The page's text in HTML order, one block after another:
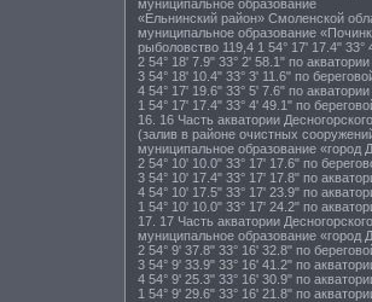
муниципальное образование
«Ельнинский район» Смоленской
муниципальное образование
рыболовство 119,4 1 54° 17' 17.4" 33°
2 54° 18' 7.9" 33° 2' 58.1" по
3 54° 18' 10.4" 33° 3' 11.6" по
4 54° 17' 19.6" 33° 5' 7.6" по
1 54° 17' 17.4" 33° 4' 49.1" по
16. 16 Часть акватории
(залив в районе очистных
муниципальное образование «город
2 54° 10' 10.0" 33° 17' 17.6" по
3 54° 10' 17.4" 33° 17' 17.8" по
4 54° 10' 17.5" 33° 17' 23.9" по
1 54° 10' 10.0" 33° 17' 24.2" по
17. 17 Часть акватории
муниципальное образование «город
2 54° 9' 37.8" 33° 16' 32.8" по
3 54° 9' 33.9" 33° 16' 41.2" по
4 54° 9' 25.3" 33° 16' 30.9" по
1 54° 9' 29.6" 33° 16' 21.8" по